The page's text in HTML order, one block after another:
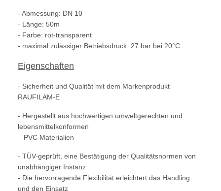
- Abmessung: DN 10
- Länge: 50m
- Farbe: rot-transparent
- maximal zulässiger Betriebsdruck: 27 bar bei 20°C
Eigenschaften
- Sicherheit und Qualität mit dem Markenprodukt
RAUFILAM-E
- Hergestellt aus hochwertigen umweltgerechten und
lebensmittelkonformen
PVC Materialien
- TÜV-geprüft, eine Bestätigung der Qualitätsnormen von
unabhängiger Instanz
- Die hervorragende Flexibilität erleichtert das Handling
und den Einsatz